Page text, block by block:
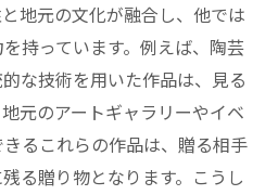
る贈り物で特別な瞬間を
体感できるギフトアイテム
したエコフレンドリーな贈
表現したギフトセレクショ
地元の文化が融合し、他では
持っています。例えば、陶芸
な技術を用いた作品は、見る
元のアートギャラリーやイベ
るこれらの作品は、贈る相手
る贈り物となります。こうし